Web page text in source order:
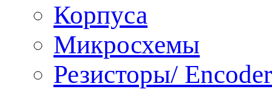
Корпуса
Микросхемы
Резисторы/ Encoder